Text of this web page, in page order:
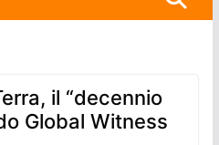
il “decennio
Global Witness